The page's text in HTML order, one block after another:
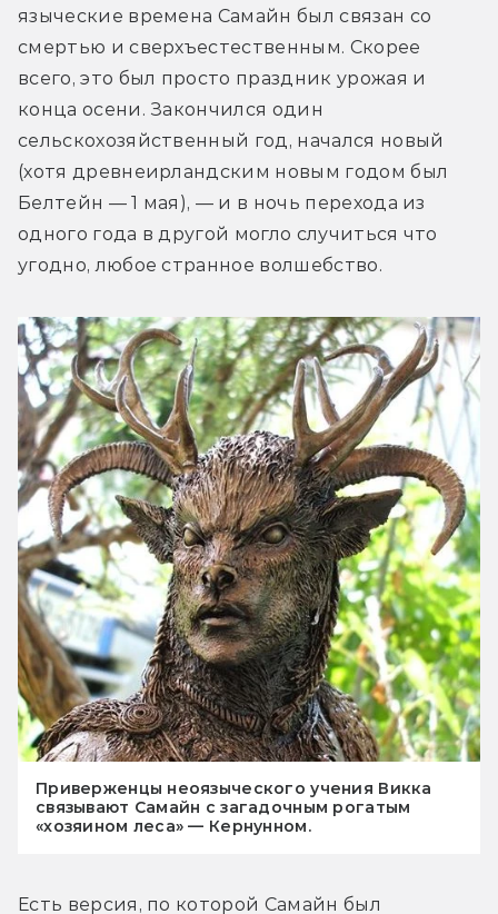
языческие времена Самайн был связан со
смертью и сверхъестественным. Скорее
всего, это был просто праздник урожая и
конца осени. Закончился один
сельскохозяйственный год, начался новый
(хотя древнеирландским новым годом был
Белтейн — 1 мая), — и в ночь перехода из
одного года в другой могло случиться что
угодно, любое странное волшебство.
Приверженцы неоязыческого учения Викка
связывают Самайн с загадочным рогатым
«хозяином леса» — Кернунном.
Есть версия, по которой Самайн был